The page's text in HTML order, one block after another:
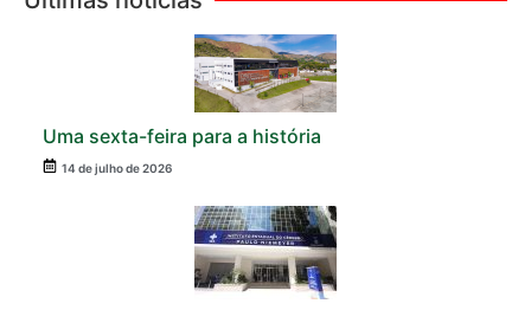
Uma sexta-feira para a história
14 de julho de 2026